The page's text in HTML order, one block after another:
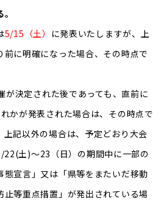
5/15（土）
に発表いたしますが、上
に明確になった場合、その時点で
が決定された後であっても、直前に
かが発表された場合は、その時点で
上記以外の場合は、予定どおり大会
22(土)～23（日）の期間中に一部の
態宣言」又は「県等をまたいだ移動
止等重点措置」が発出されている場